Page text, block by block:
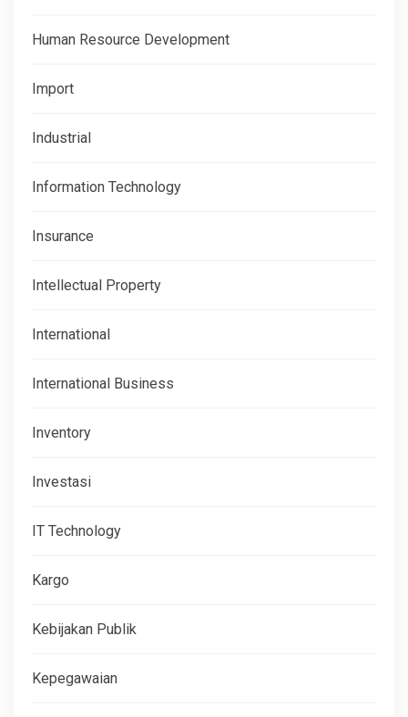
Human Resource Development
Import
Industrial
Information Technology
Insurance
Intellectual Property
International
International Business
Inventory
Investasi
IT Technology
Kargo
Kebijakan Publik
Kepegawaian